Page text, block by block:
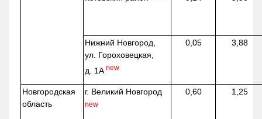
Нижний Новгород,
ул. Гороховецкая,
д. 1А new
0,05 3,88
Новгородская
область
г. Великий Новгород
new
0,60 1,25